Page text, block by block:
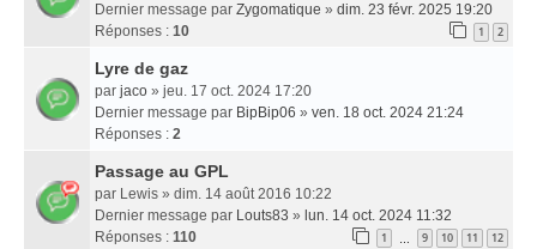
Dernier message par Zygomatique » dim. 23 févr. 2025 19:20
Réponses : 10 1 2
Lyre de gaz
par jaco » jeu. 17 oct. 2024 17:20
Dernier message par BipBip06 » ven. 18 oct. 2024 21:24
Réponses : 2
Passage au GPL
par Lewis » dim. 14 août 2016 10:22
Dernier message par Louts83 » lun. 14 oct. 2024 11:32
Réponses : 110 1 9 10 11 12